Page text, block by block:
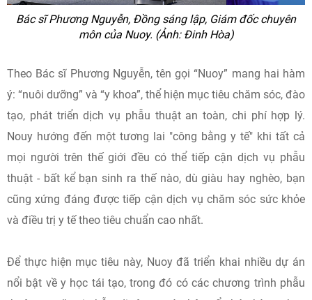
Bác sĩ Phương Nguyễn, Đồng sáng lập, Giám đốc chuyên
môn của Nuoy. (Ảnh: Đinh Hòa)
Theo Bác sĩ Phương Nguyễn, tên gọi “Nuoy” mang hai hàm
ý: “nuôi dưỡng” và “y khoa”, thể hiện mục tiêu chăm sóc, đào
tạo, phát triển dịch vụ phẫu thuật an toàn, chi phí hợp lý.
Nouy hướng đến một tương lai "công bằng y tế" khi tất cả
mọi người trên thế giới đều có thể tiếp cận dịch vụ phẫu
thuật - bất kể bạn sinh ra thế nào, dù giàu hay nghèo, bạn
cũng xứng đáng được tiếp cận dịch vụ chăm sóc sức khỏe
và điều trị y tế theo tiêu chuẩn cao nhất.
Để thực hiện mục tiêu này, Nuoy đã triển khai nhiều dự án
nổi bật về y học tái tạo, trong đó có các chương trình phẫu